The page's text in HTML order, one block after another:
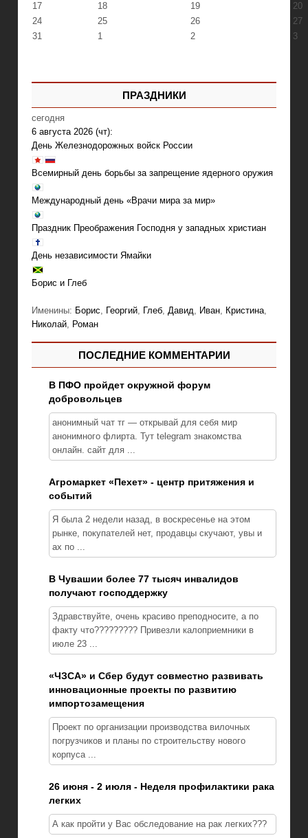
17
18 19
20
24
25 26
27
31
1 2 3
ПРАЗДНИКИ
сегодня
6 августа 2026 (чт):
День Железнодорожных войск России
Всемирный день борьбы за запрещение ядерного оружия
Международный день «Врачи мира за мир»
Праздник Преображения Господня у западных христиан
День независимости Ямайки
Борис и Глеб
Именины: Борис, Георгий, Глеб,Давид, Иван, Кристина,
Николай, Роман
ПОСЛЕДНИЕ КОММЕНТАРИИ
В ПФО пройдет окружной форум
добровольцев
анонимный чат тг — открывай для себя мир
анонимного флирта. Тут telegram знакомства
онлайн. сайт для ...
Агромаркет «Пехет» - центр притяжения и
событий
Я была 2 недели назад, в воскресенье на этом
рынке, покупателей нет, продавцы скучают, увы и
ах по ...
В Чувашии более 77 тысяч инвалидов
получают господдержку
Здравствуйте, очень красиво преподносите, а по
факту что????????? Привезли калоприемники в
июле 23 ...
«ЧЗСА» и Сбер будут совместно развивать
инновационные проекты по развитию
импортозамещения
Проект по организации производства вилочных
погрузчиков и планы по строительству нового
корпуса ...
26 июня - 2 июля - Неделя профилактики рака
легких
А как пройти у Вас обследование на рак легких???